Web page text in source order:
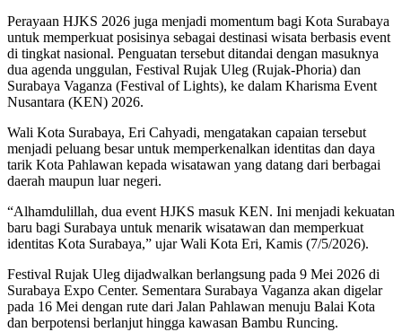
Perayaan HJKS 2026 juga menjadi momentum bagi Kota Surabaya
untuk memperkuat posisinya sebagai destinasi wisata berbasis event
di tingkat nasional. Penguatan tersebut ditandai dengan masuknya
dua agenda unggulan, Festival Rujak Uleg (Rujak-Phoria) dan
Surabaya Vaganza (Festival of Lights), ke dalam Kharisma Event
Nusantara (KEN) 2026.
Wali Kota Surabaya, Eri Cahyadi, mengatakan capaian tersebut
menjadi peluang besar untuk memperkenalkan identitas dan daya
tarik Kota Pahlawan kepada wisatawan yang datang dari berbagai
daerah maupun luar negeri.
“Alhamdulillah, dua event HJKS masuk KEN. Ini menjadi kekuatan
baru bagi Surabaya untuk menarik wisatawan dan memperkuat
identitas Kota Surabaya,” ujar Wali Kota Eri, Kamis (7/5/2026).
Festival Rujak Uleg dijadwalkan berlangsung pada 9 Mei 2026 di
Surabaya Expo Center. Sementara Surabaya Vaganza akan digelar
pada 16 Mei dengan rute dari Jalan Pahlawan menuju Balai Kota
dan berpotensi berlanjut hingga kawasan Bambu Runcing.